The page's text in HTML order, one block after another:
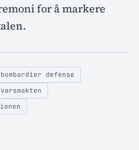
for å markere
bombardier defense